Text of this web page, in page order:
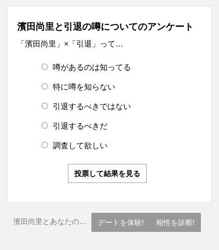
濱田尚里と引退の噂についてのアンケート
「濱田尚里」×「引退」って…
噂があるのは知ってる
特に噂を知らない
引退するべきではない
引退するべきだ
調査して欲しい
投票して結果を見る
濱田尚里とあなたの… デートを体験! 相性を診断!